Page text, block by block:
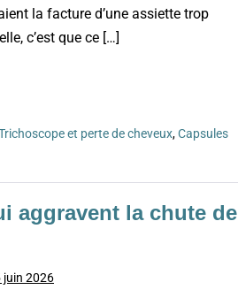
la facture d’une assiette trop
c’est que ce […]
et perte de cheveux,Capsules
aggravent la chute de
juin 2026